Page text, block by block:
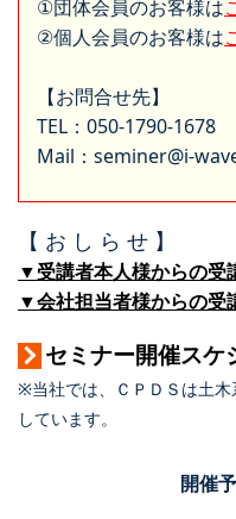
①団体会員のお客様は
②個人会員のお客様は
【お問合せ先】
TEL：050-1790-1678
Mail：seminer@i-
【 お し ら せ 】
▼受講者本人様からの受
▼会社担当者様からの受
セミナー開催スケ
※当社では、ＣＰＤＳは土
しています。
開催